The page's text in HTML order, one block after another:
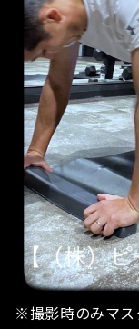
※撮影時のみマス